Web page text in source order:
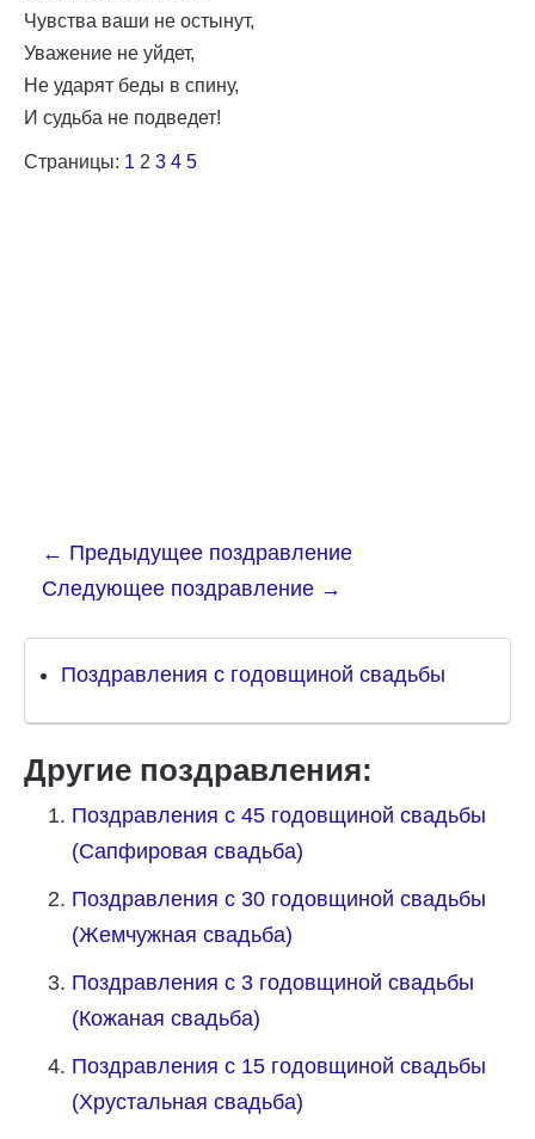
Чувства ваши не остынут,
Уважение не уйдет,
Не ударят беды в спину,
И судьба не подведет!
Страницы: 1 2 3 4 5
← Предыдущее поздравление
Следующее поздравление →
Поздравления с годовщиной свадьбы
Другие поздравления:
Поздравления с 45 годовщиной свадьбы
(Сапфировая свадьба)
Поздравления с 30 годовщиной свадьбы
(Жемчужная свадьба)
Поздравления с 3 годовщиной свадьбы
(Кожаная свадьба)
Поздравления с 15 годовщиной свадьбы
(Хрустальная свадьба)